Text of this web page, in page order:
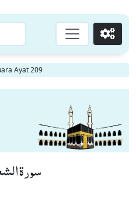
Go
Ayat 209
سورة